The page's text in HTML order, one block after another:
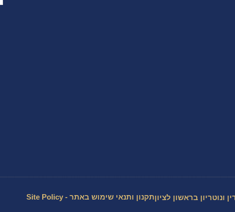
תקנון ותנאי שימוש באתר - Site Policy